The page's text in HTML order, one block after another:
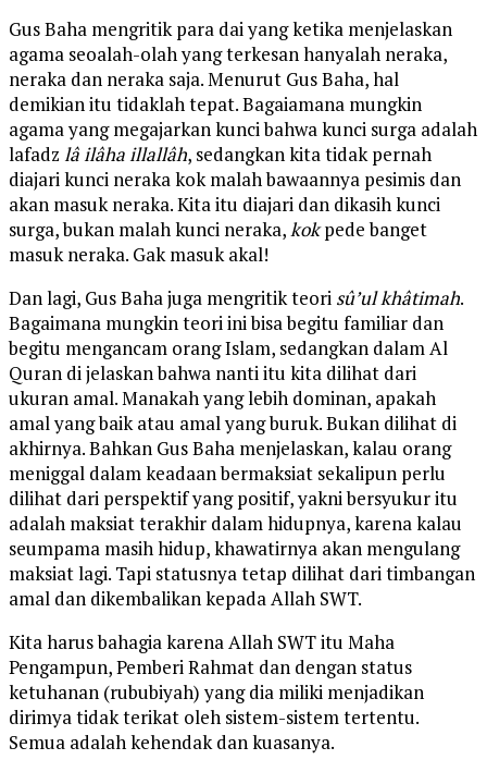
Gus Baha mengritik para dai yang ketika menjelaskan
agama seoalah-olah yang terkesan hanyalah neraka,
neraka dan neraka saja. Menurut Gus Baha, hal
demikian itu tidaklah tepat. Bagaiamana mungkin
agama yang megajarkan kunci bahwa kunci surga adalah
lafadz lâ ilâha illallâh, sedangkan kita tidak pernah
diajari kunci neraka kok malah bawaannya pesimis dan
akan masuk neraka. Kita itu diajari dan dikasih kunci
surga, bukan malah kunci neraka,kokpede banget
masuk neraka. Gak masuk akal!
Dan lagi, Gus Baha juga mengritik teori sû’ul khâtimah.
Bagaimana mungkin teori ini bisa begitu familiar dan
begitu mengancam orang Islam, sedangkan dalam Al
Quran di jelaskan bahwa nanti itu kita dilihat dari
ukuran amal. Manakah yang lebih dominan, apakah
amal yang baik atau amal yang buruk. Bukan dilihat di
akhirnya. Bahkan Gus Baha menjelaskan, kalau orang
meniggal dalam keadaan bermaksiat sekalipun perlu
dilihat dari perspektif yang positif, yakni bersyukur itu
adalah maksiat terakhir dalam hidupnya, karena kalau
seumpama masih hidup, khawatirnya akan mengulang
maksiat lagi. Tapi statusnya tetap dilihat dari timbangan
amal dan dikembalikan kepada Allah SWT.
Kita harus bahagia karena Allah SWT itu Maha
Pengampun, Pemberi Rahmat dan dengan status
ketuhanan (rububiyah) yang dia miliki menjadikan
dirimya tidak terikat oleh sistem-sistem tertentu.
Semua adalah kehendak dan kuasanya.